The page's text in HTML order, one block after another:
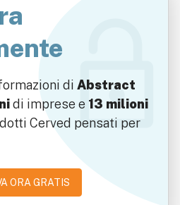
di Abstract
di imprese e 13 milioni
Cerved pensati per
ORA GRATIS